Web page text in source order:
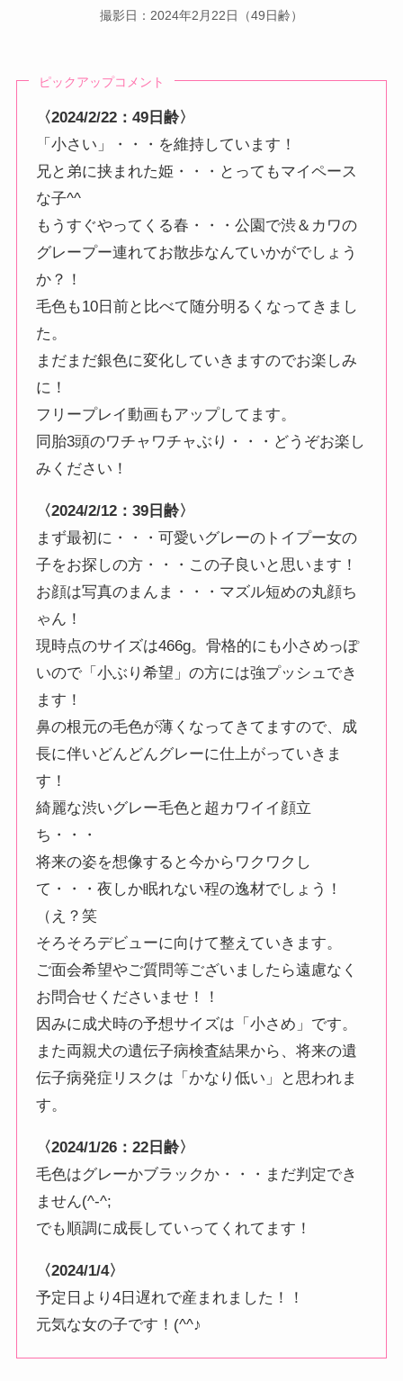
撮影日：2024年2月22日（49日齢）
ピックアップコメント
〈2024/2/22 ：49日齢〉
「小さい」・・・を維持しています！
兄と弟に挟まれた姫・・・とってもマイペース
な子^^
もうすぐやってくる春・・・公園で渋＆カワの
グレープー連れてお散歩なんていかがでしょう
か？！
毛色も10日前と比べて随分明るくなってきまし
た。
まだまだ銀色に変化していきますのでお楽しみ
に！
フリープレイ動画もアップしてます。
同胎3頭のワチャワチャぶり・・・どうぞお楽し
みください！
〈2024/2/12：39日齢〉
まず最初に・・・可愛いグレーのトイプー女の
子をお探しの方・・・この子良いと思います！
お顔は写真のまんま・・・マズル短めの丸顔ち
ゃん！
現時点のサイズは466g。骨格的にも小さめっぽ
いので「小ぶり希望」の方には強プッシュでき
ます！
鼻の根元の毛色が薄くなってきてますので、成
長に伴いどんどんグレーに仕上がっていきま
す！
綺麗な渋いグレー毛色と超カワイイ顔立
ち・・・
将来の姿を想像すると今からワクワクし
て・・・夜しか眠れない程の逸材でしょう！
（え？笑
そろそろデビューに向けて整えていきます。
ご面会希望やご質問等ございましたら遠慮なく
お問合せくださいませ！！
因みに成犬時の予想サイズは「小さめ」です。
また両親犬の遺伝子病検査結果から、将来の遺
伝子病発症リスクは「かなり低い」と思われま
す。
〈2024/1/26：22日齢〉
毛色はグレーかブラックか・・・まだ判定でき
ません(^-^;
でも順調に成長していってくれてます！
〈2024/1/4〉
予定日より4日遅れで産まれました！！
元気な女の子です！(^^♪